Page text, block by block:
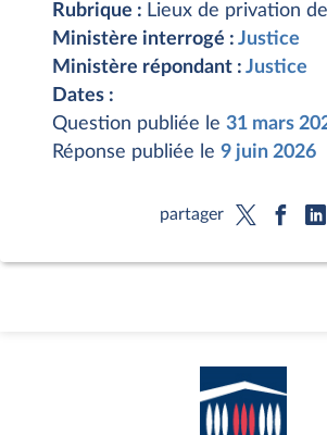
Rubrique : Lieux de privation
Ministère interrogé : Justice
Ministère répondant : Justice
Dates :
Question publiée le 31 mars
Réponse publiée le 9 juin 2026
partager